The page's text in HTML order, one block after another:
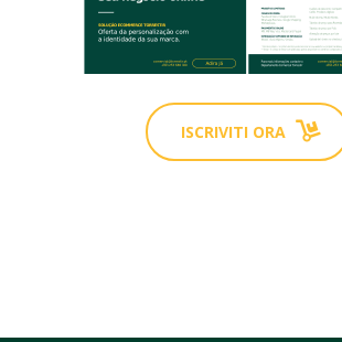
ISCRIVITI ORA